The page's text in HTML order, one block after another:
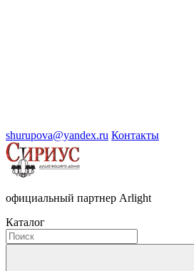
shurupova@yandex.ru Контакты
официальный партнер Arlight
Каталог